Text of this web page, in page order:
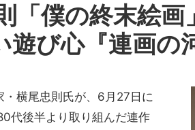
「僕の終末絵画
遊び心『連画の
横尾忠則氏が、6月27日に
代後半より取り組んだ連作